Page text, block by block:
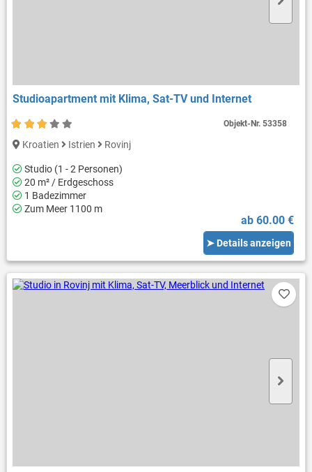
Studioapartment mit Klima, Sat-TV und Internet
Kroatien Istrien Rovinj
Studio (1 - 2 Personen)
20 m² / Erdgeschoss
1 Badezimmer
Zum Meer 1100 m
ab 60.00 €
➤ Details anzeigen
Objekt-Nr.53358